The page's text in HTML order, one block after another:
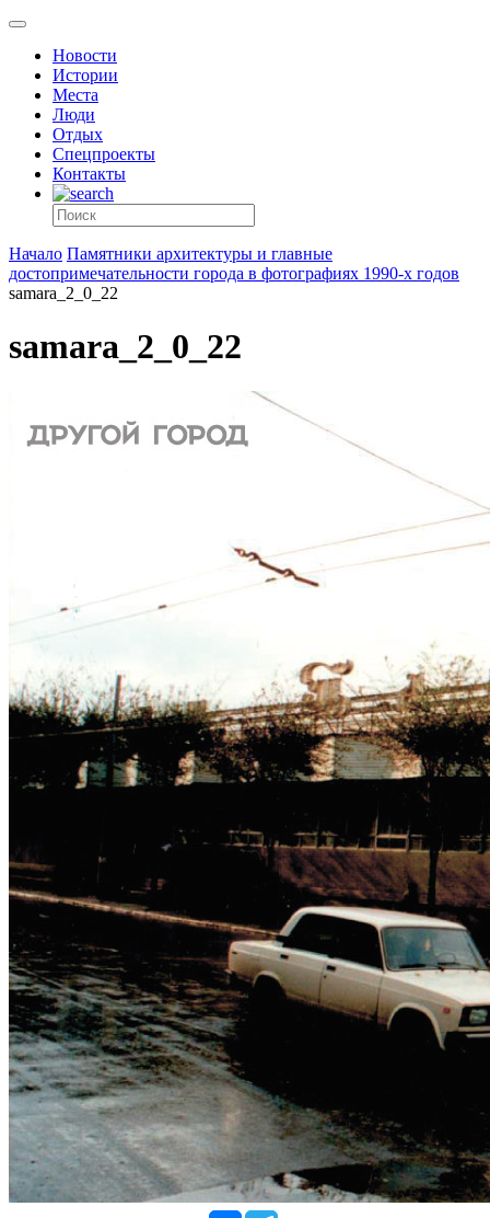
Новости
Истории
Места
Люди
Отдых
Спецпроекты
Контакты
Начало Памятники архитектуры и главные
достопримечательности города в фотографиях 1990-х годов
samara_2_0_22
samara_2_0_22